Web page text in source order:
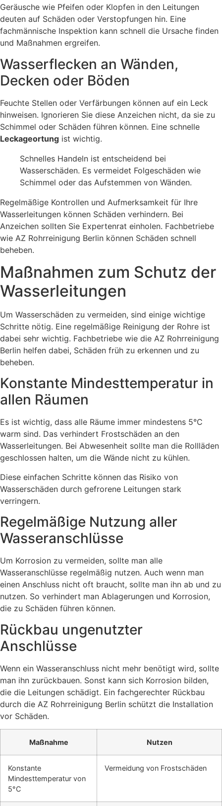
Geräusche wie Pfeifen oder Klopfen in den Leitungen
deuten auf Schäden oder Verstopfungen hin. Eine
fachmännische Inspektion kann schnell die Ursache finden
und Maßnahmen ergreifen.
Wasserflecken an Wänden,
Decken oder Böden
Feuchte Stellen oder Verfärbungen können auf ein Leck
hinweisen. Ignorieren Sie diese Anzeichen nicht, da sie zu
Schimmel oder Schäden führen können. Eine schnelle
Leckageortung ist wichtig.
Schnelles Handeln ist entscheidend bei
Wasserschäden. Es vermeidet Folgeschäden wie
Schimmel oder das Aufstemmen von Wänden.
Regelmäßige Kontrollen und Aufmerksamkeit für Ihre
Wasserleitungen können Schäden verhindern. Bei
Anzeichen sollten Sie Expertenrat einholen. Fachbetriebe
wie AZ Rohrreinigung Berlin können Schäden schnell
beheben.
Maßnahmen zum Schutz der
Wasserleitungen
Um Wasserschäden zu vermeiden, sind einige wichtige
Schritte nötig. Eine regelmäßige Reinigung der Rohre ist
dabei sehr wichtig. Fachbetriebe wie die AZ Rohrreinigung
Berlin helfen dabei, Schäden früh zu erkennen und zu
beheben.
Konstante Mindesttemperatur in
allen Räumen
Es ist wichtig, dass alle Räume immer mindestens 5°C
warm sind. Das verhindert Frostschäden an den
Wasserleitungen. Bei Abwesenheit sollte man die Rollläden
geschlossen halten, um die Wände nicht zu kühlen.
Diese einfachen Schritte können das Risiko von
Wasserschäden durch gefrorene Leitungen stark
verringern.
Regelmäßige Nutzung aller
Wasseranschlüsse
Um Korrosion zu vermeiden, sollte man alle
Wasseranschlüsse regelmäßig nutzen. Auch wenn man
einen Anschluss nicht oft braucht, sollte man ihn ab und zu
nutzen. So verhindert man Ablagerungen und Korrosion,
die zu Schäden führen können.
Rückbau ungenutzter
Anschlüsse
Wenn ein Wasseranschluss nicht mehr benötigt wird, sollte
man ihn zurückbauen. Sonst kann sich Korrosion bilden,
die die Leitungen schädigt. Ein fachgerechter Rückbau
durch die AZ Rohrreinigung Berlin schützt die Installation
vor Schäden.
Maßnahme Nutzen
Konstante
Mindesttemperatur von
5°C
Vermeidung von Frostschäden